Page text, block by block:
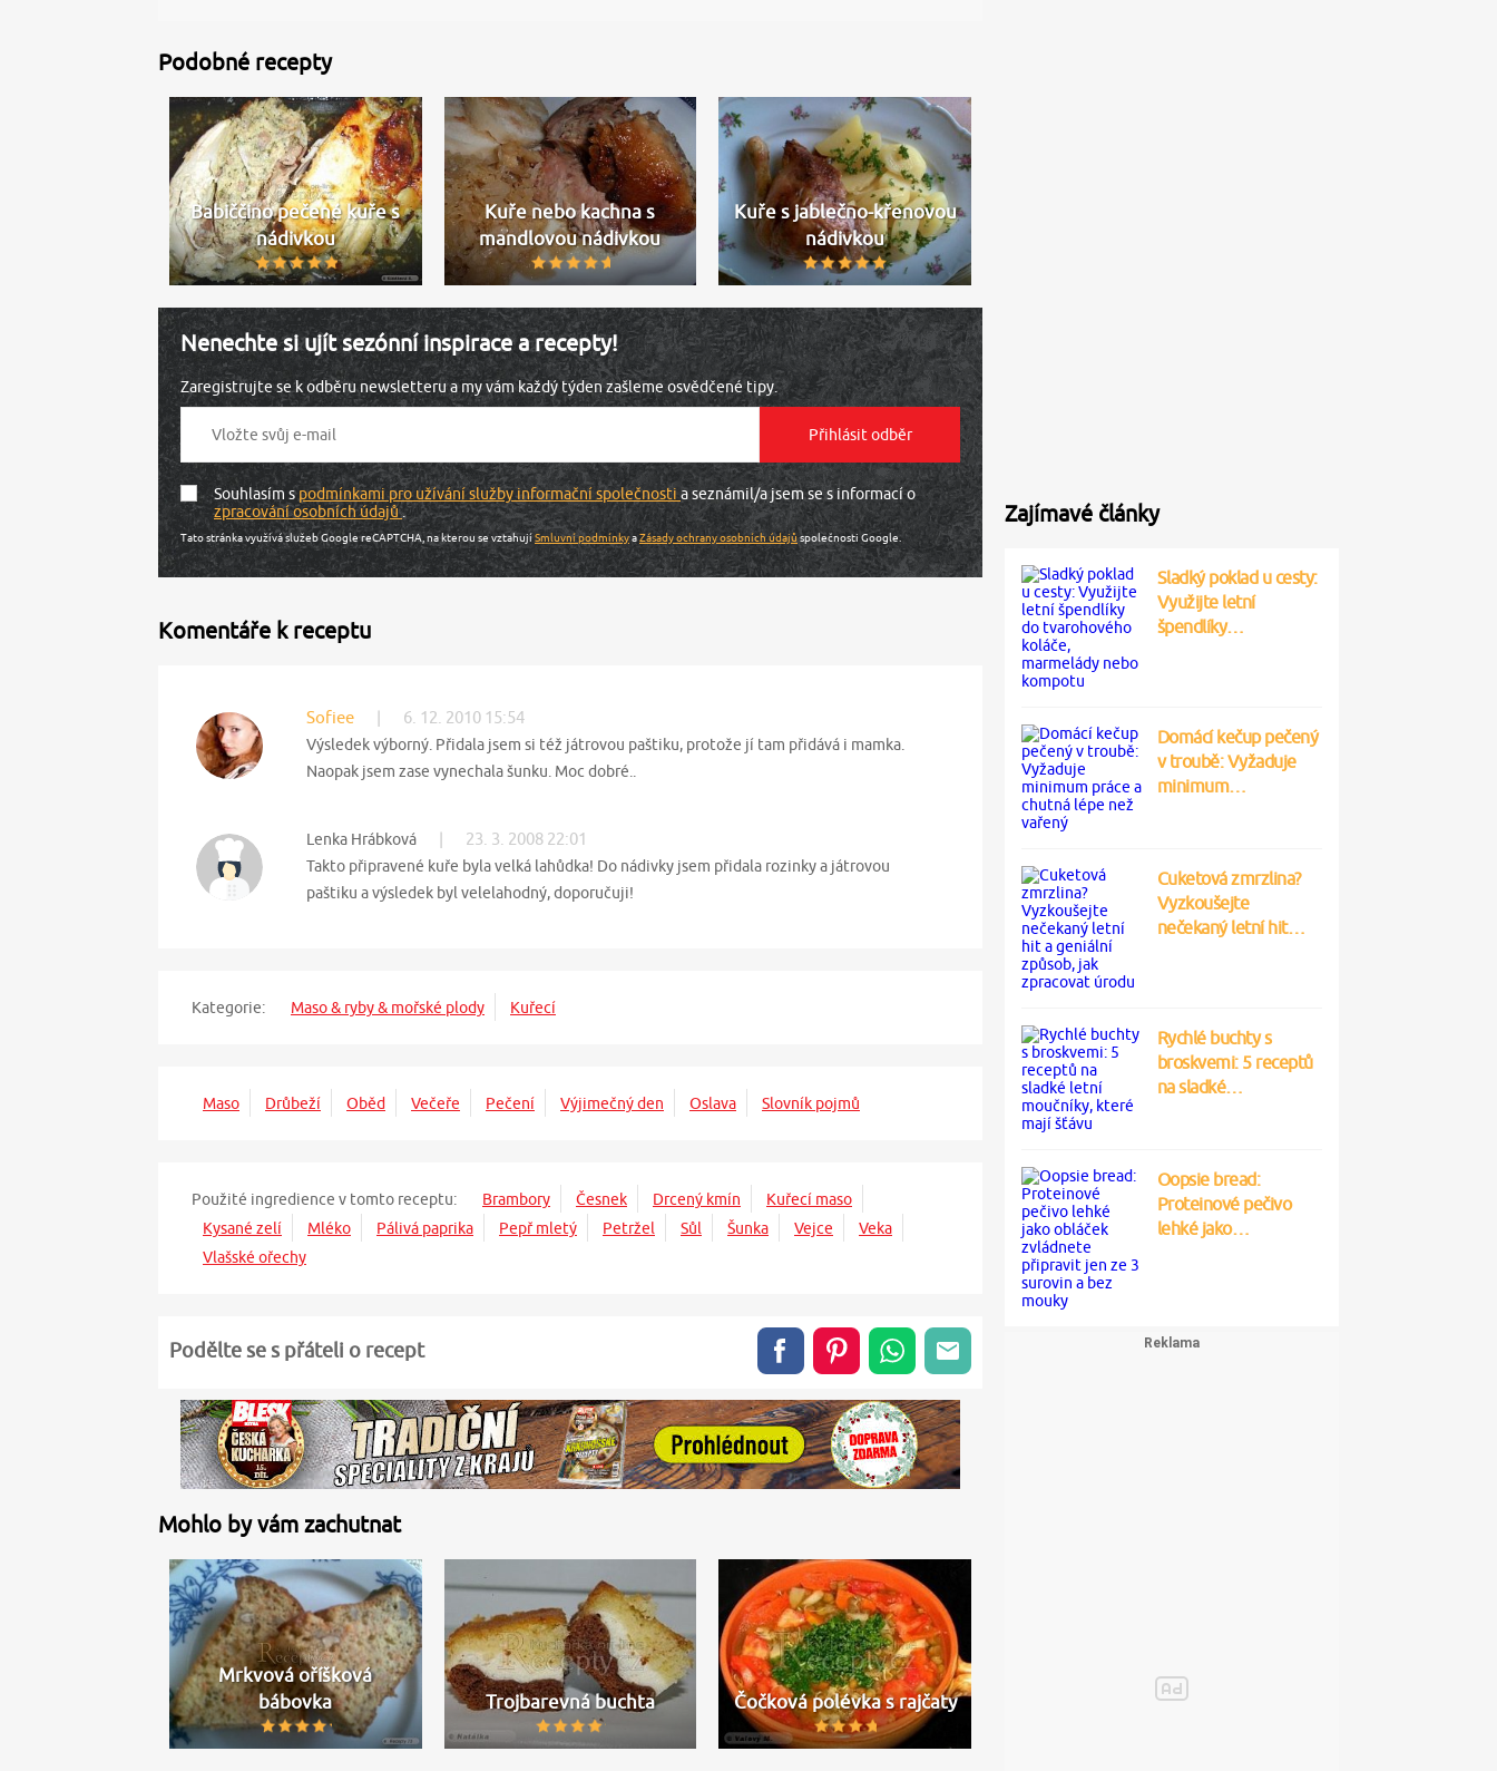
Podobné recepty
Babiččino pečené kuře s
nádivkou
Kuře nebo kachna s
mandlovou nádivkou
Kuře s jablečno-křenovou
nádivkou
Nenechte si ujít sezónní inspirace a recepty!
Zaregistrujte se k odběru newsletteru a my vám každý týden zašleme osvědčené tipy.
Souhlasím spodmínkami pro užívání služby informační společnosti a seznámil/a jsem se s informací o
zpracování osobních údajů.
Tato stránka využívá služeb Google reCAPTCHA, na kterou se vztahujíSmluvní podmínkyaZásady ochrany osobních údajůspolečnosti Google.
Komentáře k receptu
Sofiee 6. 12. 2010 15:54
Výsledek výborný. Přidala jsem si též játrovou paštiku, protože jí tam přidává i mamka.
Naopak jsem zase vynechala šunku. Moc dobré..
Lenka Hrábková 23. 3. 2008 22:01
Takto připravené kuře byla velká lahůdka! Do nádivky jsem přidala rozinky a játrovou
paštiku a výsledek byl velelahodný, doporučuji!
Kategorie: Maso & ryby & mořské plody Kuřecí
Maso Drůbeží Oběd Večeře Pečení Výjimečný den Oslava Slovník pojmů
Použité ingredience v tomto receptu: Brambory Česnek Drcený kmín
Kuřecí maso
Kysané zelí
Mléko Pálivá paprika Pepř mletý Petržel Sůl Šunka Vejce
Veka
Vlašské ořechy
Podělte se s přáteli o recept
Mohlo by vám zachutnat
Mrkvová oříšková
bábovka
Trojbarevná buchta Čočková polévka s rajčaty
Zajímavé články
Sladký poklad u cesty:
Využijte letní
špendlíky…
Domácí kečup pečený
v troubě: Vyžaduje
minimum…
Cuketová zmrzlina?
Vyzkoušejte
nečekaný letní hit…
Rychlé buchty s
broskvemi: 5 receptů
na sladké…
Oopsie bread:
Proteinové pečivo
lehké jako…